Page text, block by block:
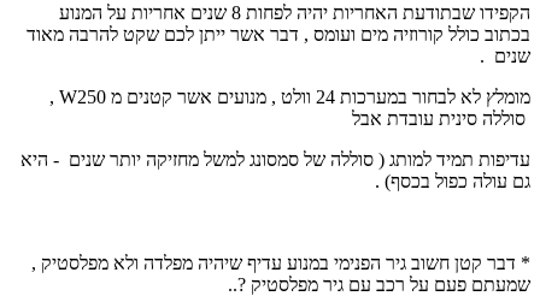
הקפידו שבתודעת האחריות יהיה לפחות 8 שנים אחריות על המנוע
בכתוב כולל קורוזיה מים ועומס , דבר אשר ייתן לכם שקט להרבה מאוד
שנים .
מומלץ לא לבחור במערכות 24 וולט , מנועים אשר קטנים מ 250
W
,
סוללה סינית עובדת אבל
עדיפות תמיד למותג ( סוללה של סמסונג למשל מחזיקה יותר שנים - היא
גם עולה כפול בכסף) .
* דבר קטן חשוב גיר הפנימי במנוע עדיף שיהיה מפלדה ולא מפלסטיק ,
שמעתם פעם על רכב עם גיר מפלסטיק ?..